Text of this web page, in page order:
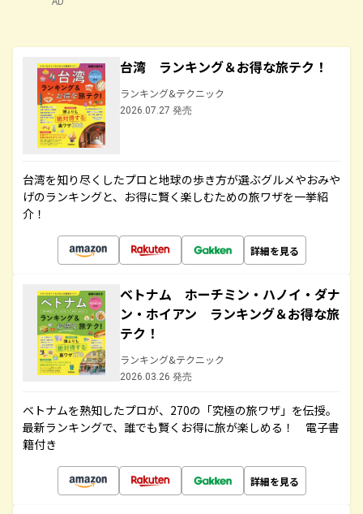
台湾 ランキング＆お得な旅テク！
ランキング&テクニック
2026.07.27 発売
台湾を知り尽くしたプロと地球の歩き方が選ぶグルメやおみや
げのランキングと、お得に賢く楽しむための旅ワザを一挙紹
介！
詳細を見る
ベトナム ホーチミン・ハノイ・ダナ
ン・ホイアン ランキング＆お得な旅
テク！
ランキング&テクニック
2026.03.26 発売
ベトナムを熟知したプロが、270の「究極の旅ワザ」を伝授。
最新ランキングで、誰でも賢くお得に旅が楽しめる！ 電子書
籍付き
詳細を見る